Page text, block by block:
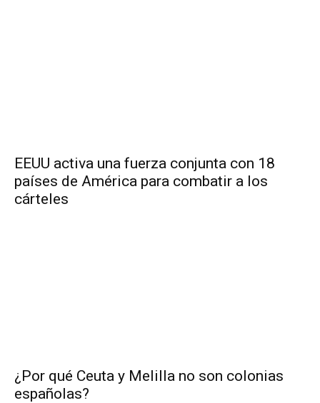
EEUU activa una fuerza conjunta con 18
países de América para combatir a los
cárteles
¿Por qué Ceuta y Melilla no son colonias
españolas?